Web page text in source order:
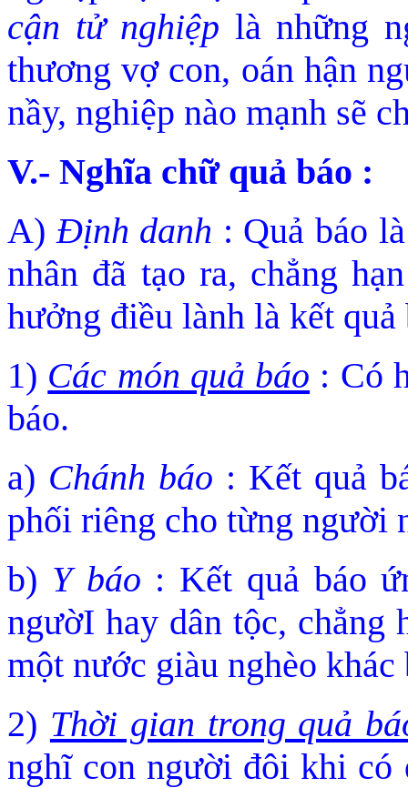
cận tử nghiệp là những
thương vợ con, oán hận
nầy, nghiệp nào mạnh sẽ
V.- Nghĩa chữ quả báo :
A)Ðịnh danh : Quả báo
nhân đã tạo ra, chẳng
hưởng điều lành là kết quả
1) Các món quả báo : Có
báo.
a) Chánh báo : Kết quả
phối riêng cho từng người
b) Y báo : Kết quả báo
ngườI hay dân tộc, chẳng
một nước giàu nghèo khác
2) Thời gian trong quả
nghĩ con người đôi khi có